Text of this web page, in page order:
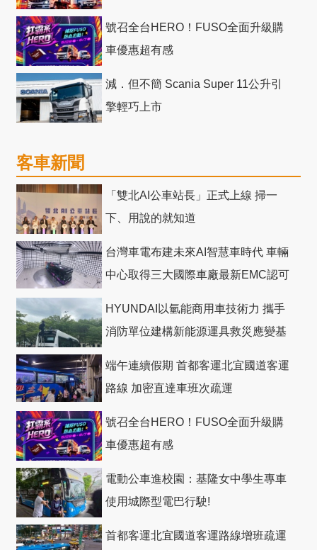
號召全台HERO！FUSO全面升級購
車優惠超有感
減．但不簡 Scania Super 11公升引
擎輕巧上市
客車新聞
「雙北AI公車站長」正式上線 掃一
下、用說的就知道
台灣車電布建未來AI智慧車時代 車輛
中心取得三大國際車廠最新EMC認可
HYUNDAI以氫能商用車技術力 攜手
消防單位建構新能源運具救災應變基
端午連續假期 首都客運北宜國道客運
路線 加密直達車班次疏運
號召全台HERO！FUSO全面升級購
車優惠超有感
電動公車進校園：基隆女中學生專車
使用城際型電巴行駛!
首都客運北宜國道客運路線增班疏運